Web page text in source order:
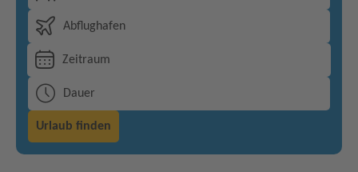
Abflughafen
Zeitraum
Dauer
Urlaub finden